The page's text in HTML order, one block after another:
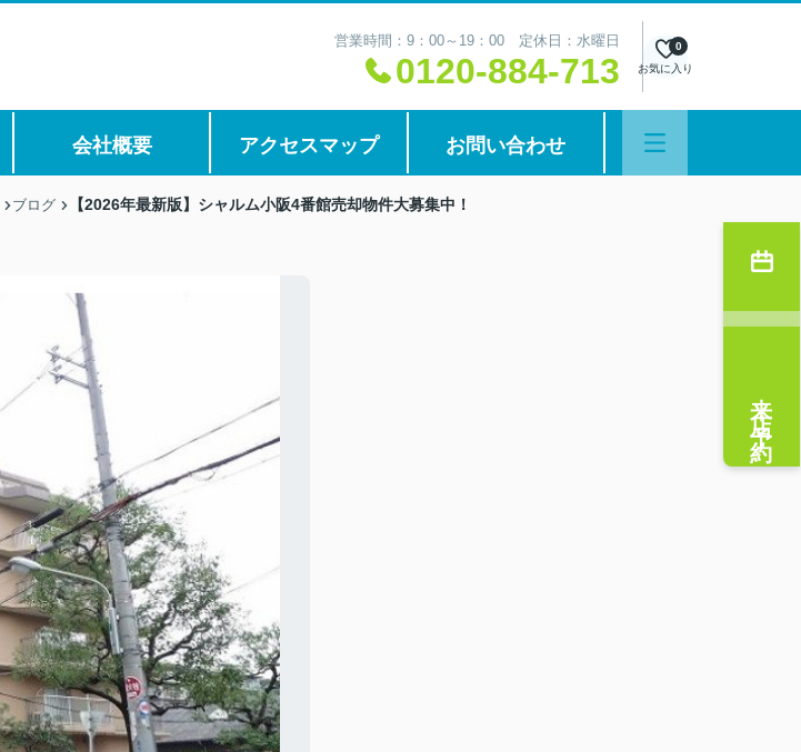
営業時間：9：00～19：00 定休日：水曜日
0120-884-713 お気に入り
0
会社概要 アクセスマップ お問い合わせ
ブログ 【2026年最新版】シャルム小阪4番館売却物件大募集中！
来店予約